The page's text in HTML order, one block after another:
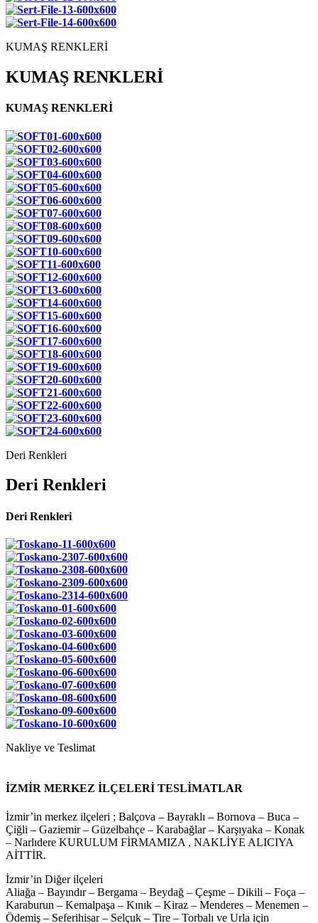
KUMAŞ RENKLERİ
KUMAŞ RENKLERİ
KUMAŞ RENKLERİ
Deri Renkleri
Deri Renkleri
Deri Renkleri
Nakliye ve Teslimat
İZMİR MERKEZ İLÇELERİ TESLİMATLAR
İzmir’in merkez ilçeleri ; Balçova – Bayraklı – Bornova – Buca –
Çiğli – Gaziemir – Güzelbahçe – Karabağlar – Karşıyaka – Konak
– Narlıdere KURULUM FİRMAMIZA , NAKLİYE ALICIYA
AİTTİR.
İzmir’in Diğer ilçeleri
Aliağa – Bayındır – Bergama – Beydağ – Çeşme – Dikili – Foça –
Karaburun – Kemalpaşa – Kınık – Kiraz – Menderes – Menemen –
Ödemiş – Seferihisar – Selçuk – Tire – Torbalı ve Urla için